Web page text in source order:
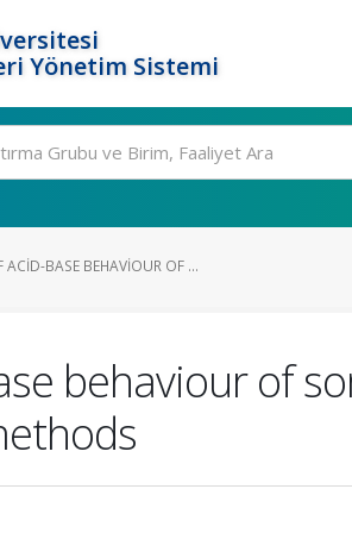
Yönetim Sistemi
BASE BEHAVIOUR OF ...
behaviour of